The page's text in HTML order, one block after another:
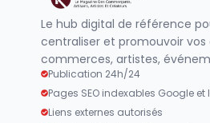
Le hub digital de référence
centraliser et promouvoir vos
commerces, artistes,
Publication 24h/24
Pages SEO indexables Google et
Liens externes autorisés